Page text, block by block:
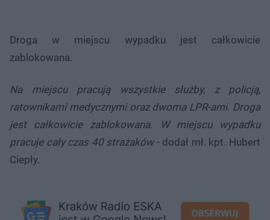
Droga w miejscu wypadku jest całkowicie
zablokowana.
Na miejscu pracują wszystkie służby, z policją,
ratownikami medycznymi oraz dwoma LPR-ami. Droga
jest całkowicie zablokowana. W miejscu wypadku
pracuje cały czas 40 strażaków- dodał mł. kpt. Hubert
Ciepły.